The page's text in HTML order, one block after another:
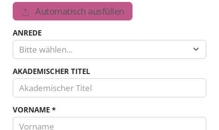
Automatisch ausfüllen
ANREDE
Bitte wählen...
AKADEMISCHER TITEL
VORNAME *